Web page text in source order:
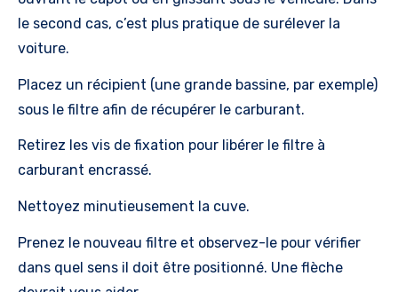
le second cas, c’est plus pratique de surélever la
voiture.
Placez un récipient (une grande bassine, par exemple)
sous le filtre afin de récupérer le carburant.
Retirez les vis de fixation pour libérer le filtre à
carburant encrassé.
Nettoyez minutieusement la cuve.
Prenez le nouveau filtre et observez-le pour vérifier
dans quel sens il doit être positionné. Une flèche